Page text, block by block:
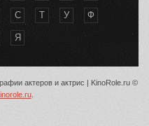
С Т У Ф
Я
актеров и актрис | KinoRole.ru ©
.